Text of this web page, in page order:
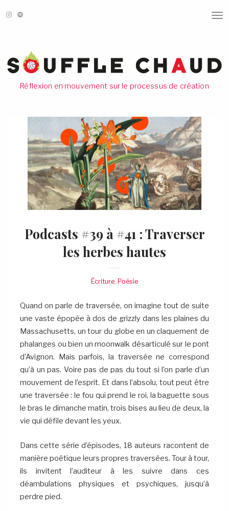
T
N
A
Réflexion en mouvement sur le processus de création
Podcasts #39 à #41 : Traverser
les herbes hautes
Écriture Poésie
Quand on parle de traversée, on imagine tout de suite
une vaste épopée à dos de grizzly dans les plaines du
Massachusetts, un tour du globe en un claquement de
phalanges ou bien un moonwalk désarticulé sur le pont
d’Avignon. Mais parfois, la traversée ne correspond
qu’à un pas. Voire pas de pas du tout si l’on parle d’un
mouvement de l’esprit. Et dans l’absolu, tout peut être
une traversée : le fou qui prend le roi, la baguette sous
le bras le dimanche matin, trois bises au lieu de deux, la
vie qui défile devant les yeux.
Dans cette série d’épisodes, 18 auteurs racontent de
manière poétique leurs propres traversées. Tour à tour,
ils invitent l’auditeur à les suivre dans ces
déambulations physiques et psychiques, jusqu’à
perdre pied.